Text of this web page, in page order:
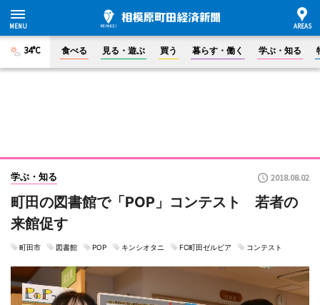
34°C 食べる 見る・遊ぶ 買う 暮らす・働く 学ぶ・知る
学ぶ・知る 2018.08.02
町田の図書館で「POP」コンテスト 若者の
来館促す
町田市 図書館 POP キンシオタニ FC町田ゼルビア コンテスト